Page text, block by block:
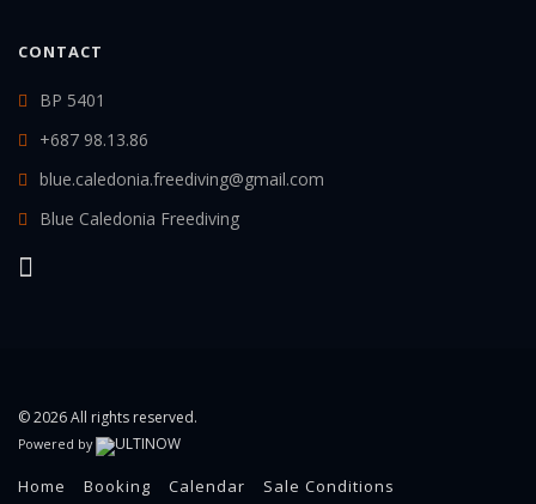
CONTACT
BP 5401
+687 98.13.86
blue.caledonia.freediving@gmail.com
Blue Caledonia Freediving
© 2026 All rights reserved.
Powered by
Home Booking Calendar Sale Conditions